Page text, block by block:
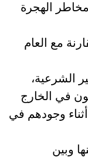
الهجرة
مع العام
الشرعية،
في الخارج
وجودهم في
وبين